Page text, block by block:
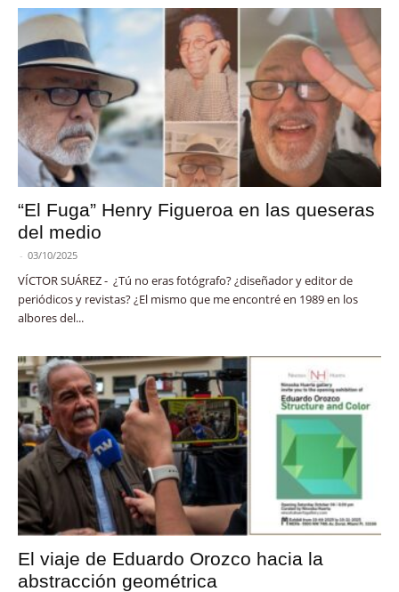
“El Fuga” Henry Figueroa en las queseras
del medio
- 03/10/2025
VÍCTOR SUÁREZ - ¿Tú no eras fotógrafo? ¿diseñador y editor de
periódicos y revistas? ¿El mismo que me encontré en 1989 en los
albores del...
El viaje de Eduardo Orozco hacia la
abstracción geométrica